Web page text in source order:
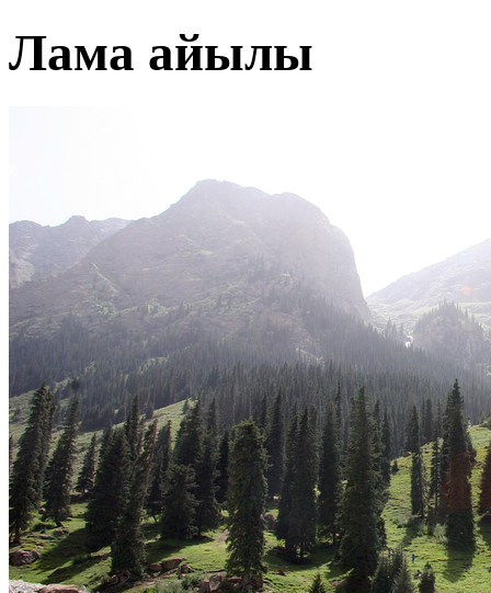
Лама айылы